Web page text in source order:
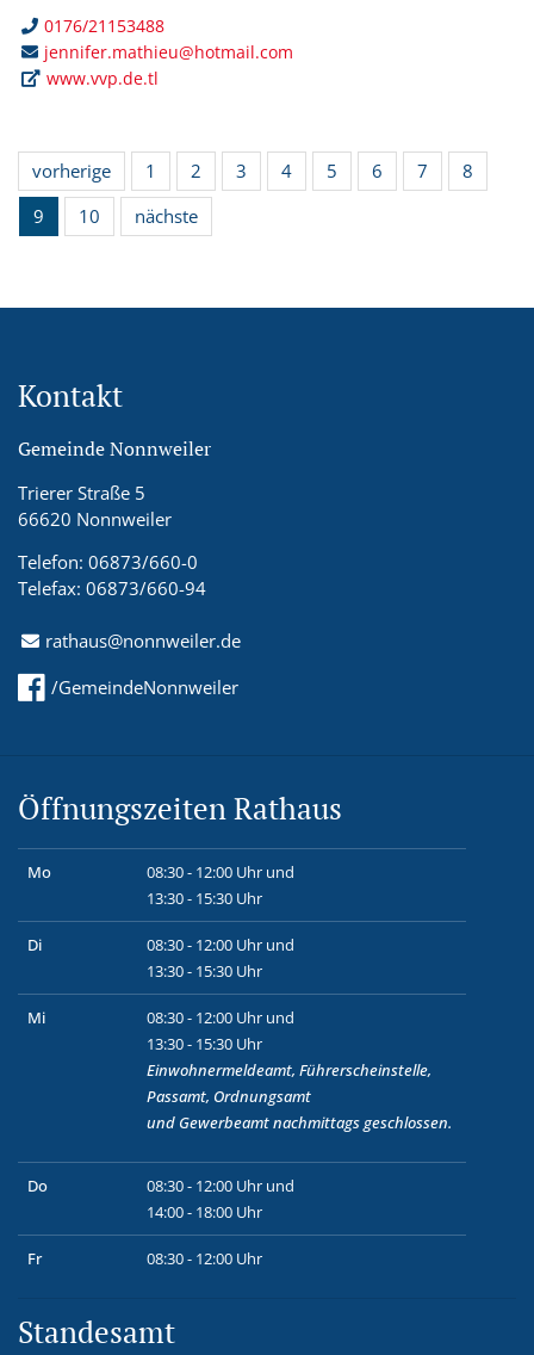
0176/21153488
jennifer.mathieu@hotmail.com
www.vvp.de.tl
vorherige 1 2 3 4 5 6 7
8
9
10 nächste
Kontakt
Gemeinde Nonnweiler
Trierer Straße 5
66620 Nonnweiler
Telefon: 06873/660-0
Telefax: 06873/660-94
rathaus@nonnweiler.de
/GemeindeNonnweiler
Öffnungszeiten Rathaus
Mo
08:30 - 12:00 Uhr und
13:30 - 15:30 Uhr
Di
08:30 - 12:00 Uhr und
13:30 - 15:30 Uhr
Mi
08:30 - 12:00 Uhr und
13:30 - 15:30 Uhr
Einwohnermeldeamt, Führerscheinstelle,
Passamt, Ordnungsamt
und Gewerbeamtnachmittags geschlossen.
Do
08:30 - 12:00 Uhr und
14:00 - 18:00 Uhr
Fr 08:30 - 12:00 Uhr
Standesamt